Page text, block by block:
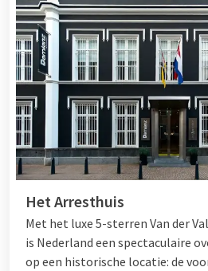
Het Arresthuis
Met het luxe 5-sterren Van der
is Nederland een spectaculaire
op een historische locatie: de